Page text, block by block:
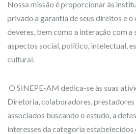
Nossa missão é proporcionar às
privado a garantia de seus direitos e
deveres, bem como a interação com a
aspectos social, político, intelectual,
cultural.
O SINEPE-AM dedica-se às suas
Diretoria, colaboradores, prestadores
associados buscando o estudo, a
interesses da categoria estabelecidos